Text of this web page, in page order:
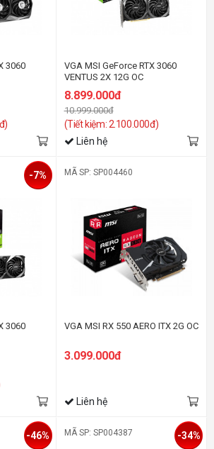
3060
VGA MSI GeForce RTX 3060
VENTUS 2X 12G OC
8.899.000đ
10.999.000đ
(Tiết kiệm: 2.100.000đ)
Liên hệ
3060
-7% MÃ SP: SP004460
VGA MSI RX 550 AERO ITX 2G OC
3.099.000đ
Liên hệ
-46% MÃ SP: SP004387 -34%